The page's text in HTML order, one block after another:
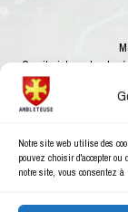
Notre site web utilise des
pouvez choisir d'accepter
notre site, vous consentez
Ce site internet est